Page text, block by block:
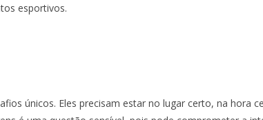
esportivos.
únicos. Eles precisam estar no lugar certo, na hora